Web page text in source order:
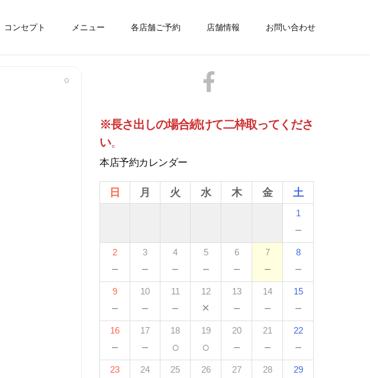
コンセプト メニュー 各店舗ご予約 店舗情報 お問い合わせ
0
※長さ出しの場合続けて二枠取ってくださ
い。
本店予約カレンダー
日 月 火 水 木 金 土
1
－
2
－
3
－
4
－
5
－
6
－
7
－
8
－
9
－
10
－
11
－
12
×
13
－
14
－
15
－
16
－
17
－
18
○
19
○
20
－
21
－
22
－
23 24 25 26 27 28 29